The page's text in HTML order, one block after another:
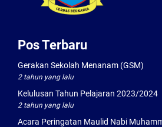
Pos Terbaru
Gerakan Sekolah Menanam (GSM)
2 tahun yang lalu
Kelulusan Tahun Pelajaran 2023/2024
2 tahun yang lalu
Acara Peringatan Maulid Nabi